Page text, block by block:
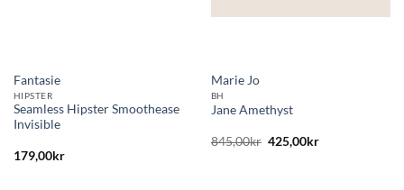
Fantasie
HIPSTER
Seamless Hipster Smoothease
Invisible
179,00kr
Marie Jo
BH
Jane Amethyst
845,00kr Det
ursprungliga
425,00krDet